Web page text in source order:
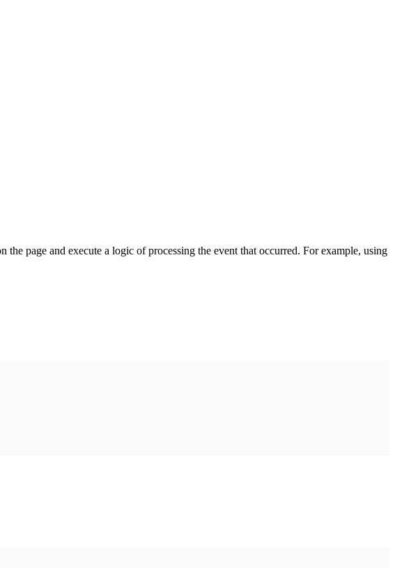
page and execute a logic of processing the event that occurred. For example, using